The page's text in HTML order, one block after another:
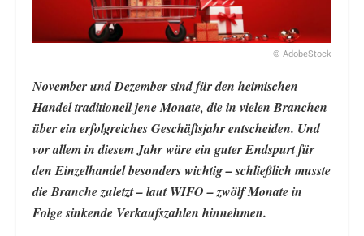
© AdobeStock
November und Dezember sind für den heimischen
Handel traditionell jene Monate, die in vielen Branchen
über ein erfolgreiches Geschäftsjahr entscheiden. Und
vor allem in diesem Jahr wäre ein guter Endspurt für
den Einzelhandel besonders wichtig – schließlich musste
die Branche zuletzt – laut WIFO – zwölf Monate in
Folge sinkende Verkaufszahlen hinnehmen.